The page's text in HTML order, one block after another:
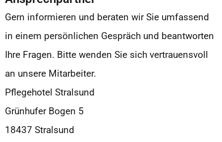
Gern informieren und beraten wir Sie umfassend
in einem persönlichen Gespräch und beantworten
Ihre Fragen. Bitte wenden Sie sich vertrauensvoll
an unsere Mitarbeiter.
Pflegehotel Stralsund
Grünhufer Bogen 5
18437 Stralsund